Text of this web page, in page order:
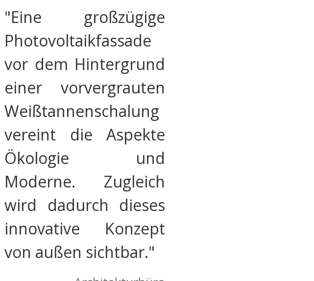
"Eine großzügige
Photovoltaikfassade
vor dem Hintergrund
einer vorvergrauten
Weißtannenschalung
vereint die Aspekte
Ökologie und
Moderne. Zugleich
wird dadurch dieses
innovative Konzept
von außen sichtbar."